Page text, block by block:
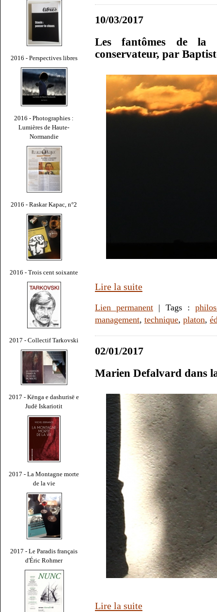
2016 - Perspectives libres
2016 - Photographies :
Lumières de Haute-
Normandie
2016 - Raskar Kapac, n°2
2016 - Trois cent soixante
2017 - Collectif Tarkovski
2017 - Kënga e dashurisë e
Judë Iskariotit
2017 - La Montagne morte
de la vie
2017 - Le Paradis français
d'Éric Rohmer
10/03/2017
Les fantômes de la
conservateur, par
Lire la suite
Lien permanent | Tags :
management, technique, platon,
02/01/2017
Marien Defalvard dans
Lire la suite